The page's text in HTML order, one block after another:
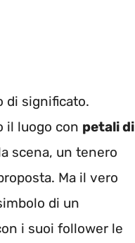
di significato.
il luogo con petali di
scena, un tenero
Ma il vero
di un
i suoi follower le